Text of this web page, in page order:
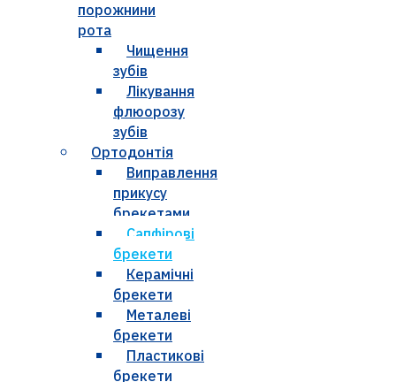
порожнини
рота
Чищення
зубів
Лікування
флюорозу
зубів
Ортодонтія
Виправлення
прикусу
брекетами
Сапфірові
брекети
Керамічні
брекети
Металеві
брекети
Пластикові
брекети